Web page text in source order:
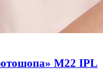
М22 IPL